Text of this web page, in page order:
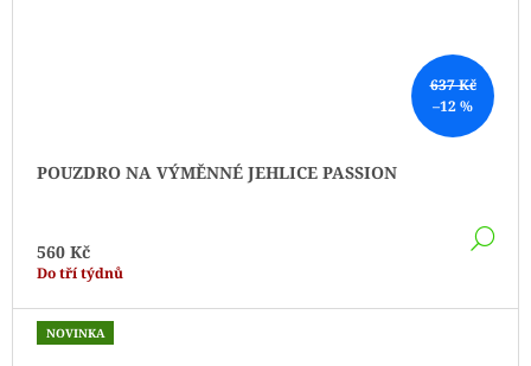
637 Kč
–12 %
POUZDRO NA VÝMĚNNÉ JEHLICE PASSION
560 Kč
Do tří týdnů
NOVINKA